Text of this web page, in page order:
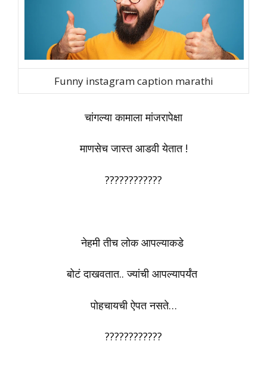
Funny instagram caption marathi
चांगल्या कामाला मांजरापेक्षा
माणसेच जास्त आडवी येतात !
????????????
नेहमी तीच लोक आपल्याकडे
बोटं दाखवतात.. ज्यांची आपल्यापर्यंत
पोहचायची ऐपत नसते…
????????????